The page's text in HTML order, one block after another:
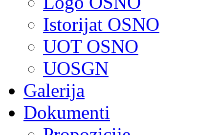
Istorijat OSNO
UOT OSNO
UOSGN
Galerija
Dokumenti